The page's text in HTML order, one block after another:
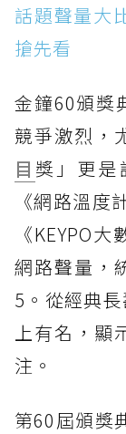
話題聲量大
搶先看
金鐘60頒獎
競爭激烈，
目 獎」更是
《網路溫度
《KEYPO
網路聲量，
5。從經典
上有名，顯
注。
第60屆頒獎